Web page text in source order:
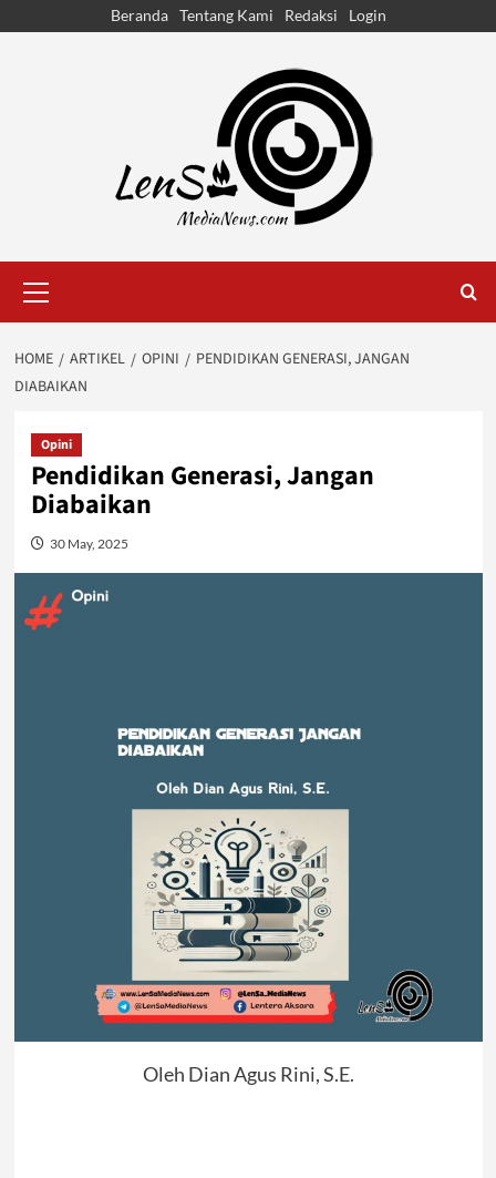
Beranda Tentang Kami Redaksi Login
Menu
HOME ARTIKEL OPINI
PENDIDIKAN GENERASI, JANGAN
DIABAIKAN
Opini
Pendidikan Generasi, Jangan
Diabaikan
30 May, 2025
Oleh Dian Agus Rini, S.E.